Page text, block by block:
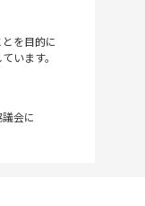
を目的に
います。
会に